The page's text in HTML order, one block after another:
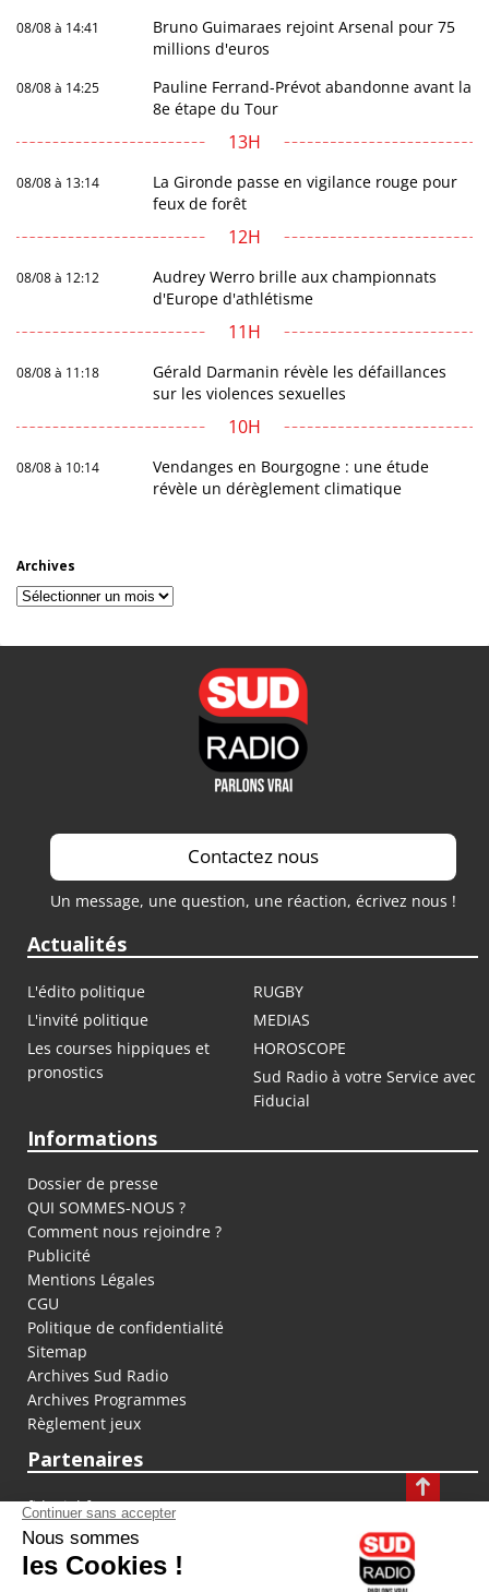
08/08 à 14:41
Bruno Guimaraes rejoint Arsenal pour 75
millions d'euros
08/08 à 14:25
Pauline Ferrand-Prévot abandonne avant la
8e étape du Tour
13H
08/08 à 13:14
La Gironde passe en vigilance rouge pour
feux de forêt
12H
08/08 à 12:12
Audrey Werro brille aux championnats
d'Europe d'athlétisme
11H
08/08 à 11:18
Gérald Darmanin révèle les défaillances
sur les violences sexuelles
10H
08/08 à 10:14
Vendanges en Bourgogne : une étude
révèle un dérèglement climatique
Archives
Archives
Contactez nous
Un message, une question, une réaction, écrivez nous !
Actualités
L'édito politique
RUGBY
L'invité politique
MEDIAS
Les courses hippiques et
pronostics
HOROSCOPE
Sud Radio à votre Service avec
Fiducial
Informations
Dossier de presse
QUI SOMMES-NOUS ?
Comment nous rejoindre ?
Publicité
Mentions Légales
CGU
Politique de confidentialité
Sitemap
Archives Sud Radio
Archives Programmes
Règlement jeux
Partenaires
fiducial.fr
lyoncapitale.fr
olympique-et-lyonnais.com